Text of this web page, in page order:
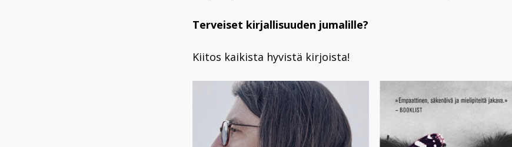
Terveiset kirjallisuuden jumalille?
Kiitos kaikista hyvistä kirjoista!